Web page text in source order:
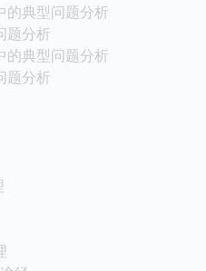
的典型问题分析
题分析
的典型问题分析
题分析